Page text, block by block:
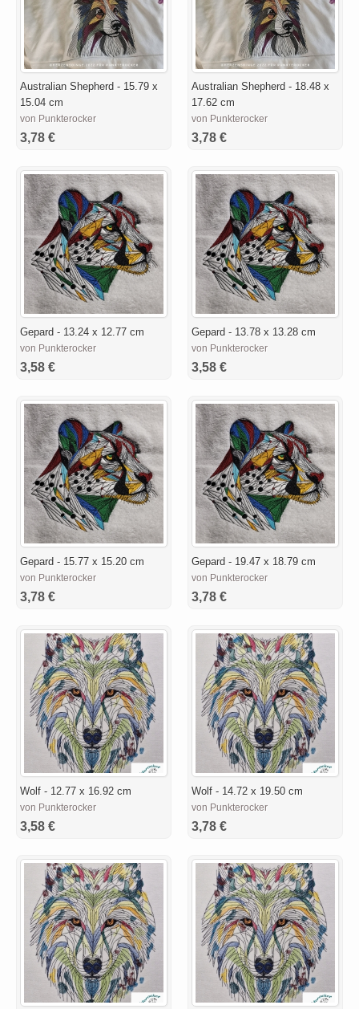
Australian Shepherd - 15.79 x
15.04 cm
von Punkterocker
3,78 €
Australian Shepherd - 18.48 x
17.62 cm
von Punkterocker
3,78 €
Gepard - 13.24 x 12.77 cm
von Punkterocker
3,58 €
Gepard - 13.78 x 13.28 cm
von Punkterocker
3,58 €
Gepard - 15.77 x 15.20 cm
von Punkterocker
3,78 €
Gepard - 19.47 x 18.79 cm
von Punkterocker
3,78 €
Wolf - 12.77 x 16.92 cm
von Punkterocker
3,58 €
Wolf - 14.72 x 19.50 cm
von Punkterocker
3,78 €